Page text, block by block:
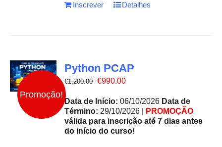
Inscrever Detalhes
Promoção!
Python PCAP
€1,200.00 O
original
era:
€1,200.00.
€990.00O
atual
é:
€990.00.
Data de Início: 06/10/2026 Data de
Término: 29/10/2026 |
PROMOÇÃO
válida para inscrição até 7 dias antes
do início do curso!